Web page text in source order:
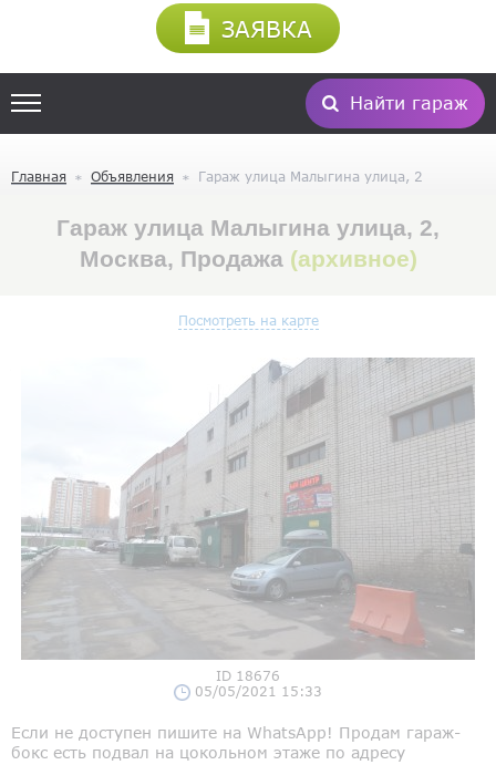
Найти гараж
ЗАЯВКА
Главная Объявления Гараж улица Малыгина улица, 2
Гараж улица Малыгина улица, 2,
Москва, Продажа (архивное)
Посмотреть на карте
ID 18676
05/05/2021 15:33
Если не доступен пишите на WhatsApp! Продам гараж-
бокс есть подвал на цокольном этаже по адресу